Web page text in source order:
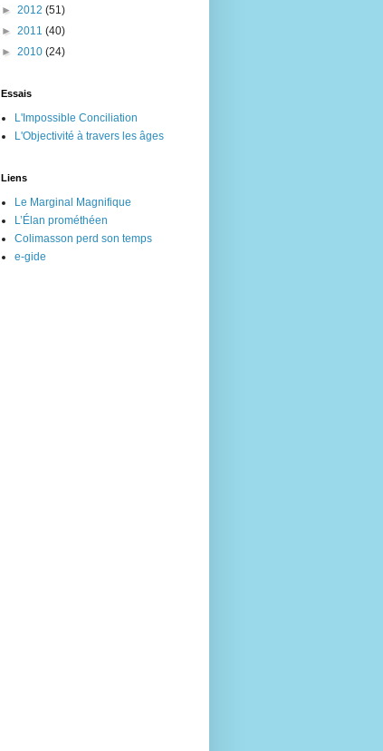
► 2012 (51)
► 2011 (40)
► 2010 (24)
Essais
L'Impossible Conciliation
L'Objectivité à travers les âges
Liens
Le Marginal Magnifique
L’Élan prométhéen
Colimasson perd son temps
e-gide